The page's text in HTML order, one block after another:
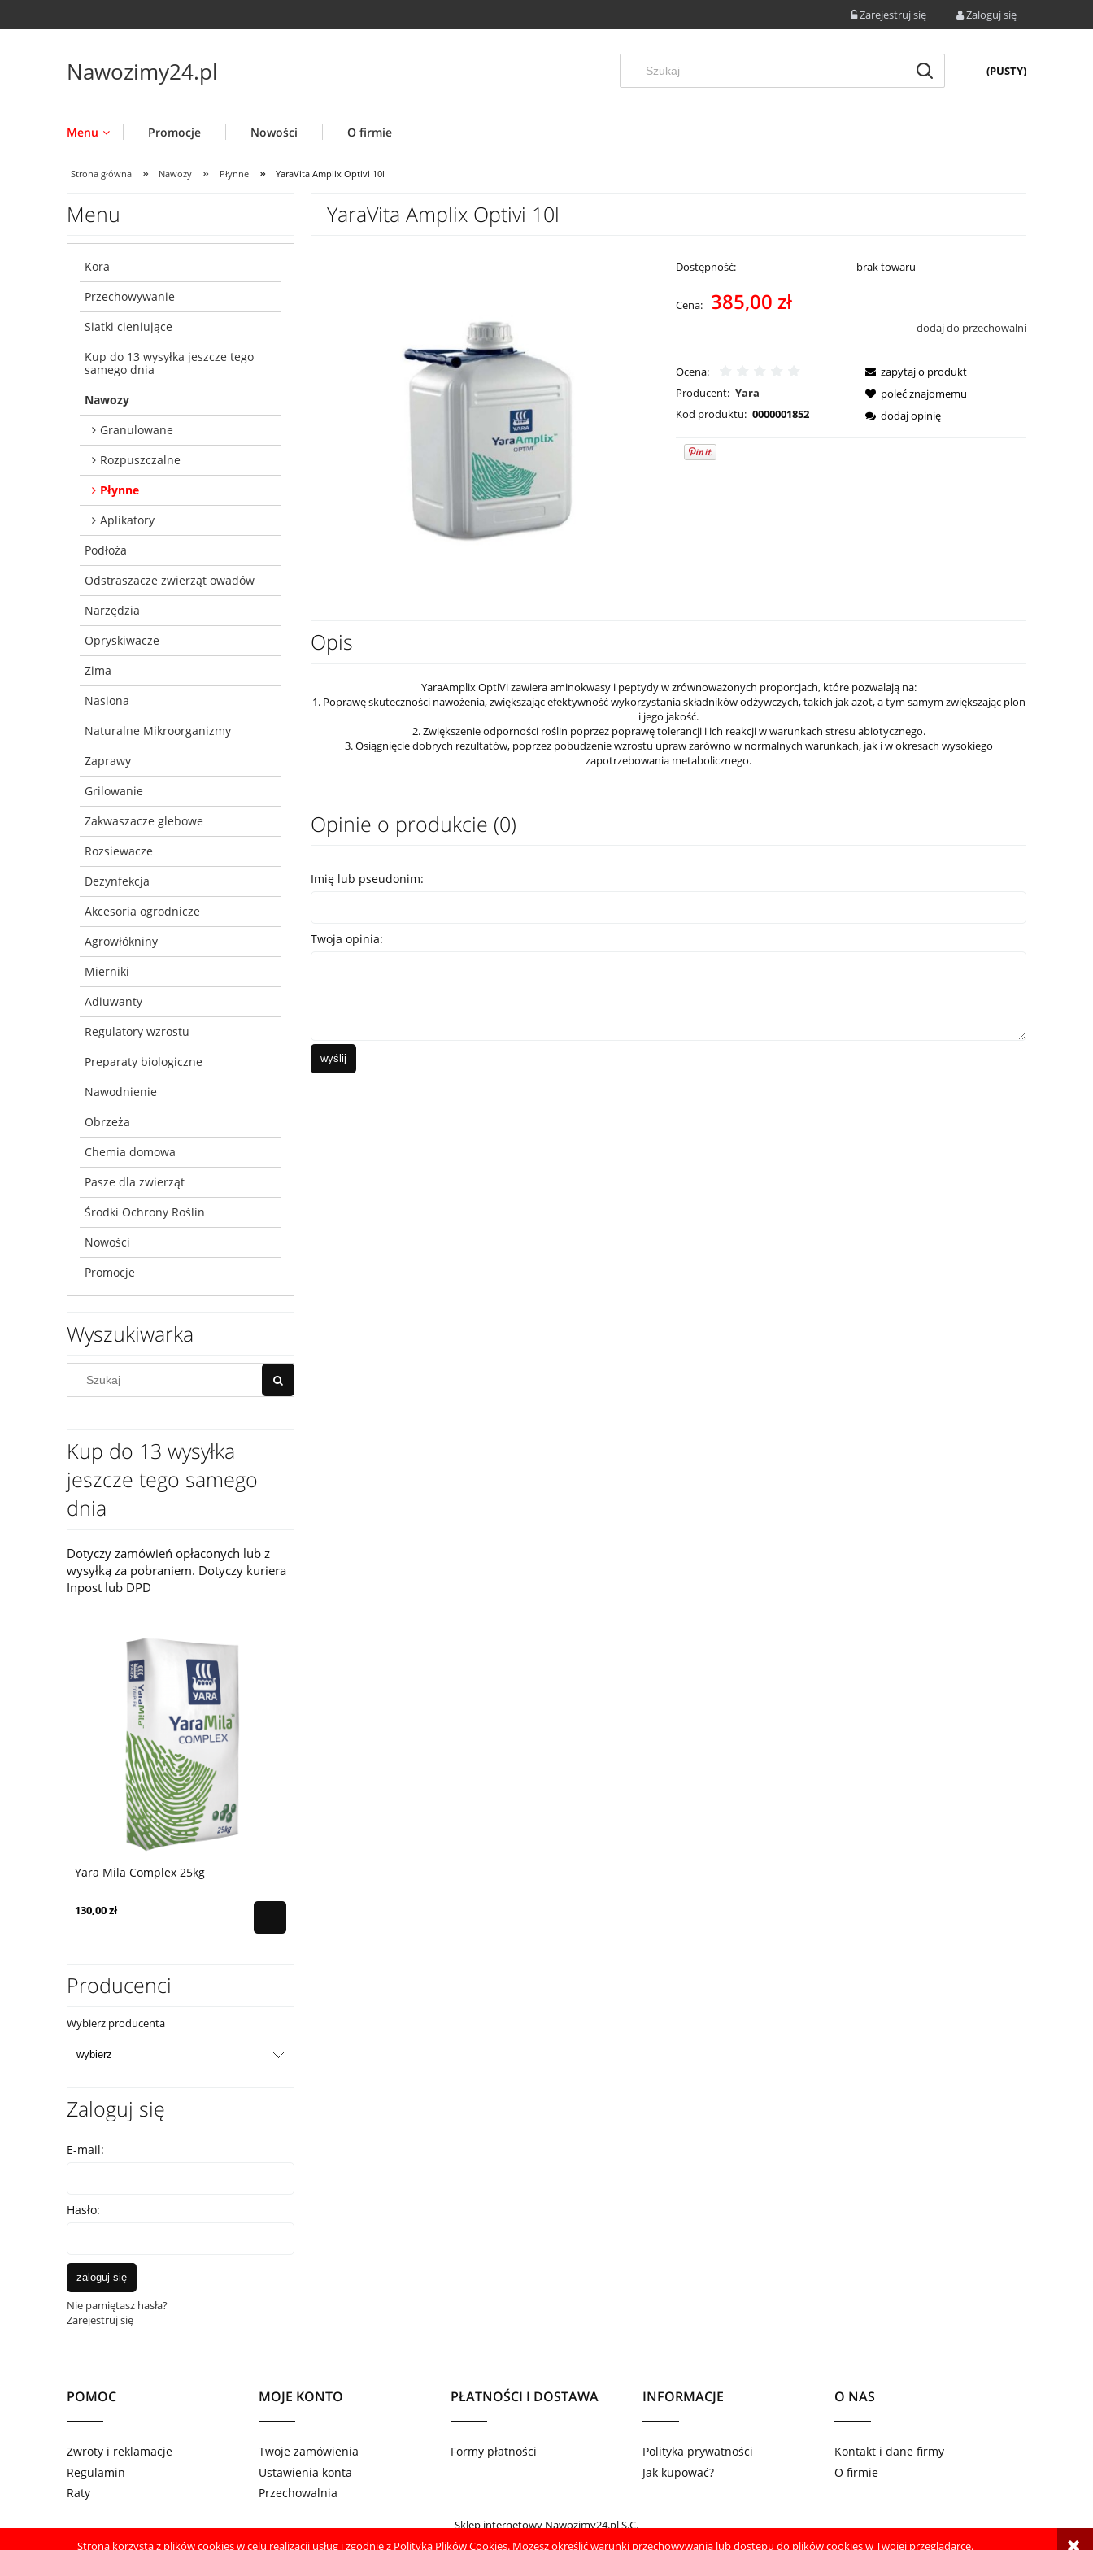
Strona korzysta z plików cookies w celu realizacji usług i zgodnie z Polityką Plików Cookies. Możesz określić warunki przechowywania lub dostępu do plików cookies w Twojej przeglądarce.
Zarejestruj się Zaloguj się
Nawozimy24.pl (PUSTY)
Menu Promocje Nowości O firmie
Strona główna » Nawozy » Płynne » YaraVita Amplix Optivi 10l
Menu
Kora
Przechowywanie
Siatki cieniujące
Kup do 13 wysyłka jeszcze tego
samego dnia
Nawozy
Granulowane
Rozpuszczalne
Płynne
Aplikatory
Podłoża
Odstraszacze zwierząt owadów
Narzędzia
Opryskiwacze
Zima
Nasiona
Naturalne Mikroorganizmy
Zaprawy
Grilowanie
Zakwaszacze glebowe
Rozsiewacze
Dezynfekcja
Akcesoria ogrodnicze
Agrowłókniny
Mierniki
Adiuwanty
Regulatory wzrostu
Preparaty biologiczne
Nawodnienie
Obrzeża
Chemia domowa
Pasze dla zwierząt
Środki Ochrony Roślin
Nowości
Promocje
Wyszukiwarka
Kup do 13 wysyłka
jeszcze tego samego
dnia
Dotyczy zamówień opłaconych lub z
wysyłką za pobraniem. Dotyczy kuriera
Inpost lub DPD
Yara Mila Complex 25kg
130,00 zł
Producenci
Wybierz producenta
Zaloguj się
E-mail:
Hasło:
zaloguj się
Nie pamiętasz hasła?
Zarejestruj się
YaraVita Amplix Optivi 10l
Dostępność: brak towaru
Cena: 385,00 zł
dodaj do przechowalni
Ocena:
Producent: Yara
Kod produktu: 0000001852
zapytaj o produkt
poleć znajomemu
dodaj opinię
Opis
YaraAmplix OptiVi zawiera aminokwasy i peptydy w zrównoważonych proporcjach, które pozwalają na:
1. Poprawę skuteczności nawożenia, zwiększając efektywność wykorzystania składników odżywczych, takich jak azot, a tym samym zwiększając plon
i jego jakość.
2. Zwiększenie odporności roślin poprzez poprawę tolerancji i ich reakcji w warunkach stresu abiotycznego.
3. Osiągnięcie dobrych rezultatów, poprzez pobudzenie wzrostu upraw zarówno w normalnych warunkach, jak i w okresach wysokiego
zapotrzebowania metabolicznego.
Opinie o produkcie (0)
Imię lub pseudonim:
Twoja opinia:
wyślij
POMOC
Zwroty i reklamacje
Regulamin
Raty
MOJE KONTO
Twoje zamówienia
Ustawienia konta
Przechowalnia
PŁATNOŚCI I DOSTAWA
Formy płatności
INFORMACJE
Polityka prywatności
Jak kupować?
O NAS
Kontakt i dane firmy
O firmie
Sklep internetowy Nawozimy24.pl S.C.